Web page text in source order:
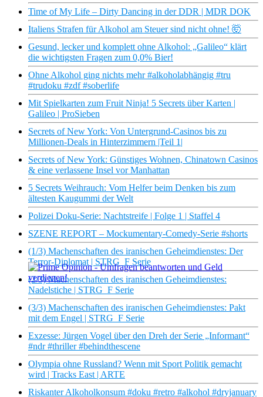
Time of My Life – Dirty Dancing in der DDR | MDR DOK
Italiens Strafen für Alkohol am Steuer sind nicht ohne! 🤯
Gesund, lecker und komplett ohne Alkohol: „Galileo“ klärt
die wichtigsten Fragen zum 0,0% Bier!
Ohne Alkohol ging nichts mehr #alkoholabhängig #tru
#trudoku #zdf #soberlife
Mit Spielkarten zum Fruit Ninja! 5 Secrets über Karten |
Galileo | ProSieben
Secrets of New York: Von Untergrund-Casinos bis zu
Millionen-Deals in Hinterzimmern |Teil 1|
Secrets of New York: Günstiges Wohnen, Chinatown Casinos
& eine verlassene Insel vor Manhattan
5 Secrets Weihrauch: Vom Helfer beim Denken bis zum
ältesten Kaugummi der Welt
Polizei Doku-Serie: Nachtstreife | Folge 1 | Staffel 4
SZENE REPORT – Mockumentary-Comedy-Serie #shorts
(1/3) Machenschaften des iranischen Geheimdienstes: Der
Terror-Diplomat | STRG_F Serie
(2/3) Machenschaften des iranischen Geheimdienstes:
Nadelstiche | STRG_F Serie
(3/3) Machenschaften des iranischen Geheimdienstes: Pakt
mit dem Engel | STRG_F Serie
Exzesse: Jürgen Vogel über den Dreh der Serie „Informant“
#ndr #thriller #behindthescene
Olympia ohne Russland? Wenn mit Sport Politik gemacht
wird | Tracks East | ARTE
Riskanter Alkoholkonsum #doku #retro #alkohol #dryjanuary